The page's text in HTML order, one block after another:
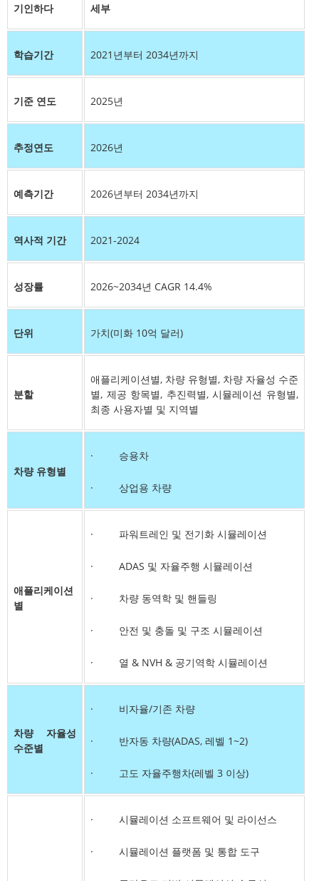
기인하다 세부
학습기간 2021년부터 2034년까지
기준 연도 2025년
추정연도 2026년
예측기간 2026년부터 2034년까지
역사적 기간 2021-2024
성장률 2026~2034년 CAGR 14.4%
단위 가치(미화 10억 달러)
분할
애플리케이션별, 차량 유형별, 차량 자율성 수준
별, 제공 항목별, 추진력별, 시뮬레이션 유형별,
최종 사용자별 및 지역별
차량 유형별
· 승용차
· 상업용 차량
애플리케이션
별
· 파워트레인 및 전기화 시뮬레이션
· ADAS 및 자율주행 시뮬레이션
· 차량 동역학 및 핸들링
· 안전 및 충돌 및 구조 시뮬레이션
· 열 & NVH & 공기역학 시뮬레이션
차량 자율성
수준별
· 비자율/기존 차량
· 반자동 차량(ADAS, 레벨 1~2)
· 고도 자율주행차(레벨 3 이상)
· 시뮬레이션 소프트웨어 및 라이선스
· 시뮬레이션 플랫폼 및 통합 도구